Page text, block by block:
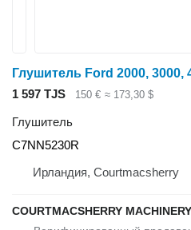
1 597 TJS 150 € ≈ 173,30 $
Глушитель
C7NN5230R
Ирландия, Courtmacsherry
COURTMACSHERRY